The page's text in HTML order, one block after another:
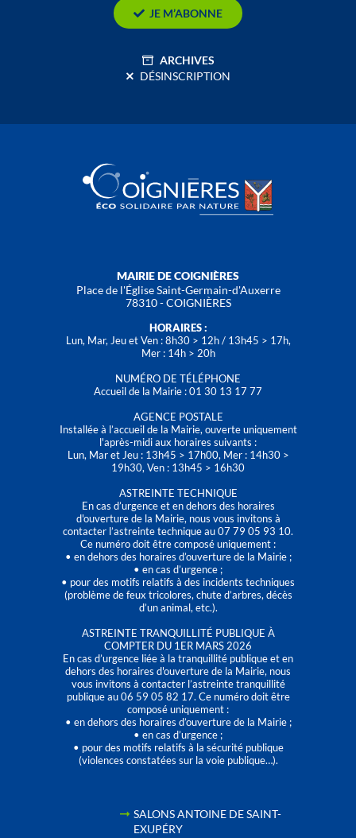
JE M’ABONNE
ARCHIVES
DÉSINSCRIPTION
MAIRIE DE COIGNIÈRES
Place de l'Église Saint-Germain-d'Auxerre
78310 - COIGNIÈRES
HORAIRES :
Lun, Mar, Jeu et Ven : 8h30 > 12h / 13h45 > 17h,
Mer : 14h > 20h
NUMÉRO DE TÉLÉPHONE
Accueil de la Mairie : 01 30 13 17 77
AGENCE POSTALE
Installée à l’accueil de la Mairie, ouverte uniquement
l'après-midi aux horaires suivants :
Lun, Mar et Jeu : 13h45 > 17h00, Mer : 14h30 >
19h30, Ven : 13h45 > 16h30
ASTREINTE TECHNIQUE
En cas d’urgence et en dehors des horaires
d'ouverture de la Mairie, nous vous invitons à
contacter l’astreinte technique au 07 79 05 93 10.
Ce numéro doit être composé uniquement :
• en dehors des horaires d’ouverture de la Mairie ;
• en cas d’urgence ;
• pour des motifs relatifs à des incidents techniques
(problème de feux tricolores, chute d’arbres, décès
d’un animal, etc.).
ASTREINTE TRANQUILLITÉ PUBLIQUE À
COMPTER DU 1ER MARS 2026
En cas d’urgence liée à la tranquillité publique et en
dehors des horaires d'ouverture de la Mairie, nous
vous invitons à contacter l’astreinte tranquillité
publique au 06 59 05 82 17. Ce numéro doit être
composé uniquement :
• en dehors des horaires d’ouverture de la Mairie ;
• en cas d’urgence ;
• pour des motifs relatifs à la sécurité publique
(violences constatées sur la voie publique…).
SALONS ANTOINE DE SAINT-
EXUPÉRY